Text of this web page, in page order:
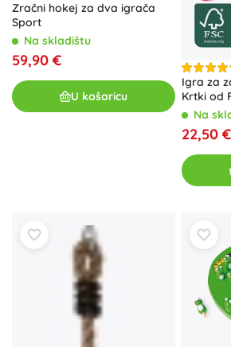
Zračni hokej za dva igrača
Sport
Na skladištu
59,90 €
U košaricu
Igra za
Krtki od
Na
22,50 €